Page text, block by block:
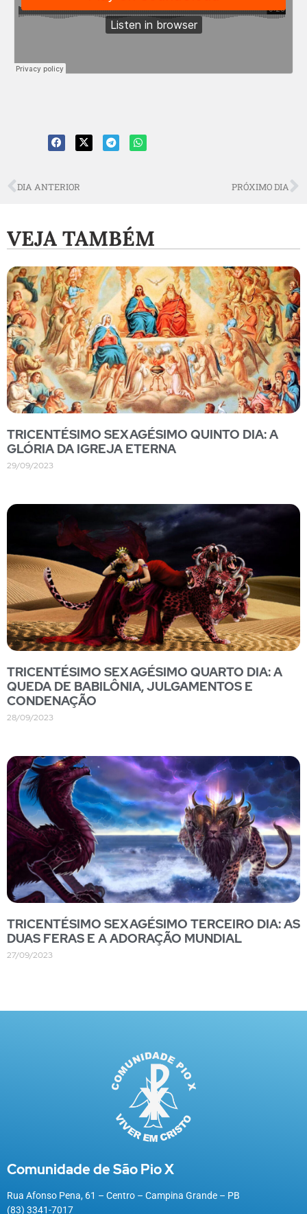
DIA ANTERIOR PRÓXIMO DIA
VEJA TAMBÉM
TRICENTÉSIMO SEXAGÉSIMO QUINTO DIA: A
GLÓRIA DA IGREJA ETERNA
29/09/2023
TRICENTÉSIMO SEXAGÉSIMO QUARTO DIA: A
QUEDA DE BABILÔNIA, JULGAMENTOS E
CONDENAÇÃO
28/09/2023
TRICENTÉSIMO SEXAGÉSIMO TERCEIRO DIA: AS
DUAS FERAS E A ADORAÇÃO MUNDIAL
27/09/2023
Comunidade de São Pio X
Rua Afonso Pena, 61 – Centro – Campina Grande – PB
(83) 3341-7017